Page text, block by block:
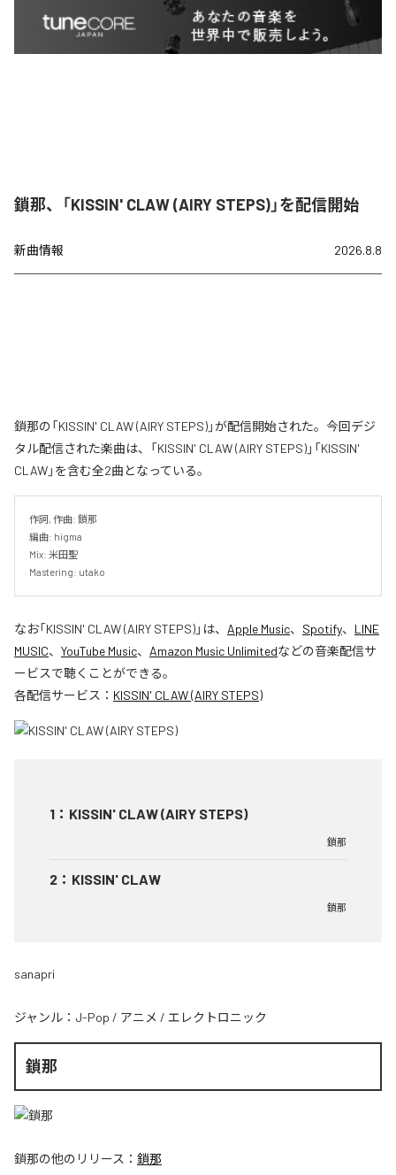
鎖那、「KISSIN' CLAW (AIRY STEPS)」を配信開始
新曲情報 2026.8.8
鎖那の「KISSIN' CLAW (AIRY STEPS)」が配信開始された。今回デジ
タル配信された楽曲は、「KISSIN' CLAW (AIRY STEPS)」「KISSIN'
CLAW」を含む全2曲となっている。
作詞, 作曲: 鎖那
編曲: higma
Mix: 米田聖
Mastering: utako
なお「KISSIN' CLAW (AIRY STEPS)」は、 Apple Music、 Spotify、 LINE
MUSIC、 YouTube Music、 Amazon Music Unlimitedなどの音楽配信サ
ービスで聴くことができる。
各配信サービス： KISSIN' CLAW (AIRY STEPS)
1 ： KISSIN' CLAW (AIRY STEPS)
鎖那
2 ： KISSIN' CLAW
鎖那
sanapri
ジャンル： J-Pop / アニメ / エレクトロニック
鎖那
鎖那の他のリリース： 鎖那